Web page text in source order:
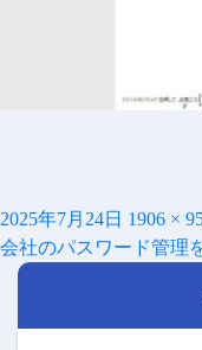
投
稿
日:
2025年7月24日 フ
ル
ズ
1906 ×
投
会社のパスワード管理